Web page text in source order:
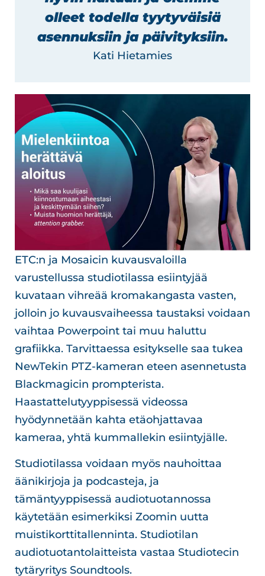
olleet todella tyytyväisiä
asennuksiin ja päivityksiin.
Kati Hietamies
ETC:n ja Mosaicin kuvausvaloilla
varustellussa studiotilassa esiintyjää
kuvataan vihreää kromakangasta vasten,
jolloin jo kuvausvaiheessa taustaksi voidaan
vaihtaa Powerpoint tai muu haluttu
grafiikka. Tarvittaessa esitykselle saa tukea
NewTekin PTZ-kameran eteen asennetusta
Blackmagicin prompterista.
Haastattelutyyppisessä videossa
hyödynnetään kahta etäohjattavaa
kameraa, yhtä kummallekin esiintyjälle.
Studiotilassa voidaan myös nauhoittaa
äänikirjoja ja podcasteja, ja
tämäntyyppisessä audiotuotannossa
käytetään esimerkiksi Zoomin uutta
muistikorttitallenninta. Studiotilan
audiotuotantolaitteista vastaa Studiotecin
tytäryritys Soundtools.